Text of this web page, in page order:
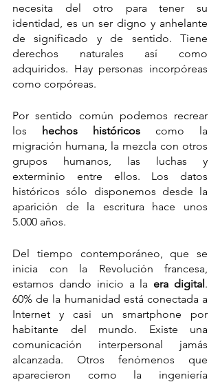
necesita del otro para tener su
identidad, es un ser digno y anhelante
de significado y de sentido. Tiene
derechos naturales así como
adquiridos. Hay personas incorpóreas
como corpóreas.
Por sentido común podemos recrear
los hechos históricos como la
migración humana, la mezcla con otros
grupos humanos, las luchas y
exterminio entre ellos. Los datos
históricos sólo disponemos desde la
aparición de la escritura hace unos
5.000 años.
Del tiempo contemporáneo, que se
inicia con la Revolución francesa,
estamos dando inicio a la era digital.
60% de la humanidad está conectada a
Internet y casi un smartphone por
habitante del mundo. Existe una
comunicación interpersonal jamás
alcanzada. Otros fenómenos que
aparecieron como la ingeniería